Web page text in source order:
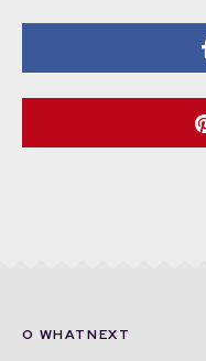
O WHATNEXT